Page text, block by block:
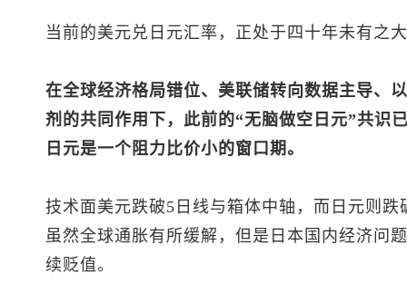
当前的美元兑日元汇率，正处于四十年未有之
在全球经济格局错位、美联储转向数据主导、
剂的共同作用下，此前的“无脑做空日元”共识
日元是一个阻力比价小的窗口期。
技术面美元跌破5日线与箱体中轴，而日元则
虽然全球通胀有所缓解，但是日本国内经济问
续贬值。